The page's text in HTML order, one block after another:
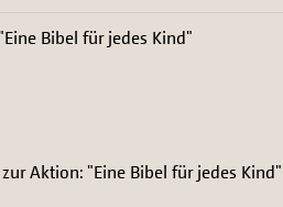
Bibel für jedes Kind"
Aktion: "Eine Bibel für jedes Kind"